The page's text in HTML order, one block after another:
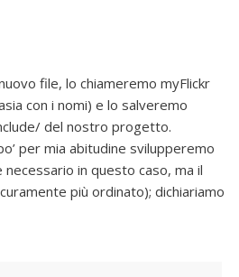
file, lo chiameremo myFlickr
con i nomi) e lo salveremo
del nostro progetto.
per mia abitudine svilupperemo
in questo caso, ma il
più ordinato); dichiariamo